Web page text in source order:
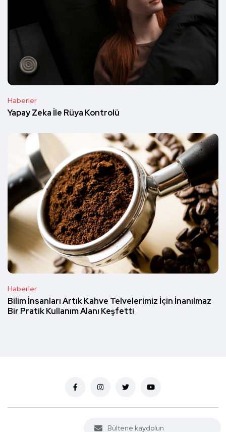
Haberler
Yapay Zeka İle Rüya Kontrolü
Haberler
Bilim İnsanları Artık Kahve Telvelerimiz İçin İnanılmaz
Bir Pratik Kullanım Alanı Keşfetti